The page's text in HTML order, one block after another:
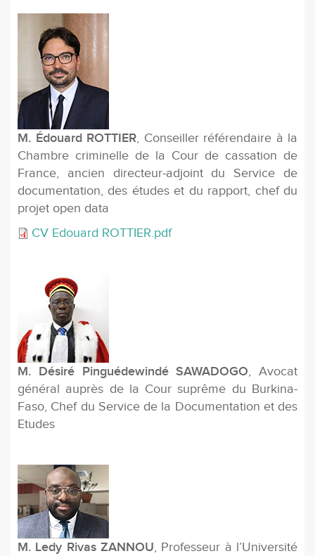
M. Édouard ROTTIER, Conseiller référendaire à la
Chambre criminelle de la Cour de cassation de
France, ancien directeur-adjoint du Service de
documentation, des études et du rapport, chef du
projet open data
CV Edouard ROTTIER.pdf
M. Désiré Pinguédewindé SAWADOGO, Avocat
général auprès de la Cour suprême du Burkina-
Faso, Chef du Service de la Documentation et des
Etudes
M. Ledy Rivas ZANNOU, Professeur à l’Université